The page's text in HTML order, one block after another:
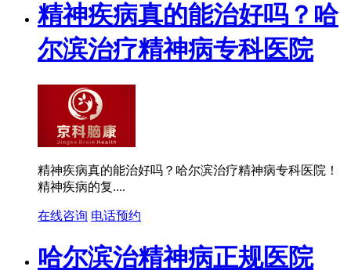
精神疾病真的能治好吗？哈
尔滨治疗精神病专科医院
精神疾病真的能治好吗？哈尔滨治疗精神病专科医院！
精神疾病的复....
在线咨询 电话预约
哈尔滨治精神病正规医院